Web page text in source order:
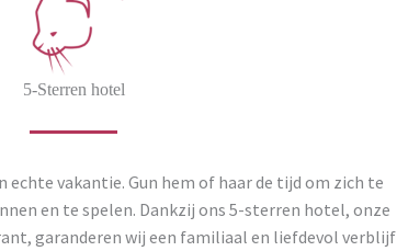
5-Sterren hotel
echte vakantie. Gun hem of haar de tijd om zich te
en te spelen. Dankzij ons 5-sterren hotel, onze
garanderen wij een familiaal en liefdevol verblijf